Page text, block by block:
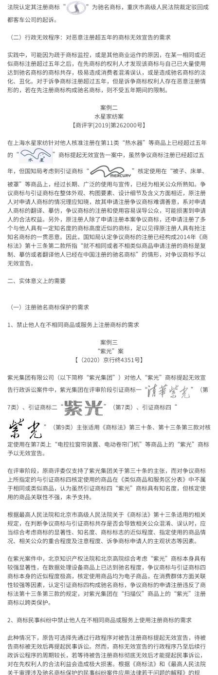
法院认定其注册商标 “ ” 为驰名商标，重庆市高级人民法院裁定驳回成
都客车公司的起诉。
（二）行政无效程序：对恶意注册超五年的商标无效宣告的需求
实践中，可能因为疏于商标监控，或是其他商业运作的原因，在某一相同或近
似商标注册超过五年之后，在先商标的权利人才发现该商标与自己已大量使用
达到驰名商标的商标共存，极易造成消费者混淆误认，或是造成驰名商标的淡
化、丑化。对于诉争商标注册超过五年，但是诉争商标权利人存在恶意注册情
形的，若在先注册商标构成驰名商标，则不受五年期间的限制。
案例二
水星家纺案
【商评字[2019]第262000号】
在上海水星家纺针对他人核准注册在第11类 “热水器” 等商品上已经超过五年
的 “ ” 商标提起无效宣告一案中，虽然争议商标注册已经超过五
年，但国知局考虑到引证商标 “ ” 核定使用在 “被子、床单、
被罩” 等商品上，经过长期、广泛的使用与宣传，已经为相关公众所熟知。争
议商标与引证商标在整体外观、构图要素、设计细节及含义方面相近，原注册
人对申请人商标的情况理应知晓，故其申请注册争议商标难谓善意，系对申请
人商标的翻译、摹仿，争议商标的注册和使用容易误导公众，可能损害到申请
人的合法权益。另外，原注册人除了申请注册本案争议商标，还申请注册了多
个与他人具有一定知名度的商标高度近似的商标，足以见得原注册人具有抢注
知名商标的一贯恶意。因此，国知局认定争议商标的注册已经构成2014年《商
标法》第十三条第二款所指 “就不相同或者不相类似商品申请注册的商标是复
制、摹仿或者翻译他人已经在中国注册的驰名商标” 的情形，对争议商标予以
无效宣告。
二、实体意义上的需要
（一）注册驰名商标保护的需求
1 、禁止他人在不相同商品或服务上注册商标的需求
案例三
“紫光” 案
【（2020）京行终4351号】
紫光集团有限公司（以下简称 “紫光集团” ）对他人 “紫光” 商标提起无效宣
告行政诉讼案件中，紫光集团在评审阶段引证商标一 “ ” （第
7类）、引证商标二 “ ” （第7类）、引证商标四 “
” （第9类）主张适用《商标法》第三十条、第十三条第三款对核
定使用在第7类上 “电控拉窗帘装置、电动卷帘门机” 等商品上的 “紫光” 商标
予以无效宣告。
在评审阶段，原商评委仅支持了紫光集团关于第三十条的主张，而对争议商标
上所指定的与引证商标四核定使用的商品在《类似商品和服务区分表》中不属
于相同或类似商品，认为虽然引证商标四 “紫光” 商标具有知名度，但核定使
用的商品关联性不强，未予支持。
根据最高人民法院和北京市高级人民法院关于《商标法》第十三条适用的相关
规定，在判断争议商标与引证商标共存是否会导致相关公众混淆、误认时， 应
当综合考虑商标的显著性、知名度、商标标志的近似程度、指定使用的商品情
况、相关公众的重合程度及注意程度、诉争商标申请人的主观状态等因素。
在紫光案件中，北京知识产权法院和北京高院综合考虑 “紫光” 商标本身具有
较强显著性，在数据处理设备商品上已达到驰名程度，争议商标与引证商标四
商标本身的近似程度极高，核定使用商品均为电子商品，在消费群体方面关联
性较强等因素，认定引证商标四构成驰名商标，争议商标的申请注册违反了商
标法第十三条第三款的规定，对紫光集团在 “扫描仪” 商品上的 “紫光” 注册
商标以跨类保护。
2、商标民事纠纷中禁止他人在不相同商品或服务上使用注册商标的需求
此种情况下，原告可选择先通过行政程序对被告注册商标提起无效宣告，待被
告商标被无效后再提起民事诉讼。然而，商标无效宣告的行政程序乃至后续行
政诉讼程序的周期较长，若等待被告注册商标彻底无效后才能提起民事诉讼，
对在先权利人的合法利益会造成极大损害。根据《商标法》和《最高人民法院
关于审理涉及驰名商标保护的民事纠纷案件应用法律若干问题的解释》的规